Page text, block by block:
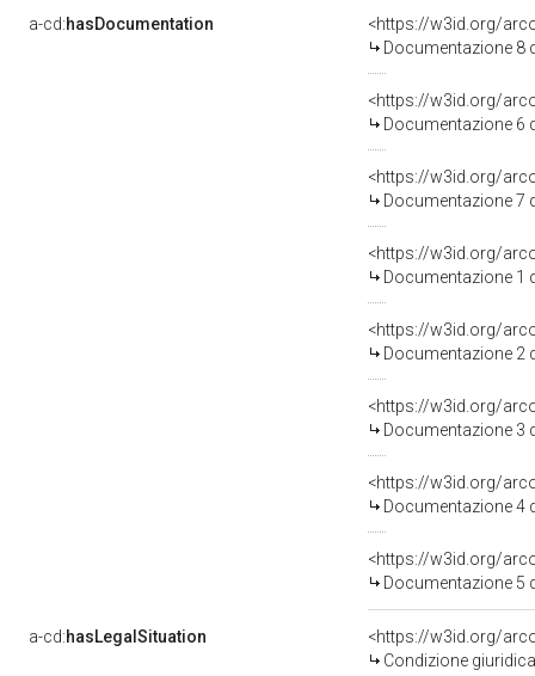
a-cd:hasDocumentation
<https://w3id.org/
Documentazione 8
Documentazione 6
Documentazione 7
<https://w3id.org/
Documentazione 1
<https://w3id.org/
Documentazione 2
<https://w3id.org/
Documentazione 3
<https://w3id.org/
Documentazione 4
<https://w3id.org/
Documentazione 5
a-cd:hasLegalSituation
<https://w3id.org/
Condizione